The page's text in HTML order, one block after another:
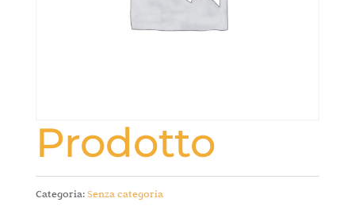
Prodotto
Categoria:Senza categoria